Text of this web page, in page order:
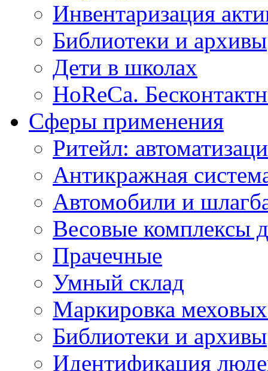
Инвентаризация
Библиотеки и архивы
Дети в школах
HoReCa.
Сферы применения
Ритейл:
Антикражная
Автомобили и
Весовые комплексы
Прачечные
Умный склад
Маркировка
Библиотеки и архивы
Идентификация